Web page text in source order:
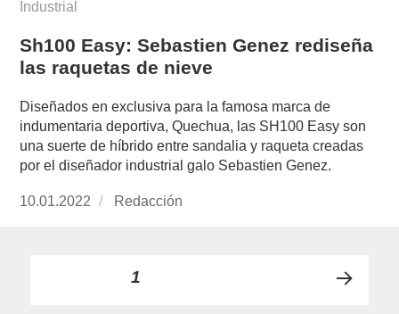
Industrial
Sh100 Easy: Sebastien Genez rediseña
las raquetas de nieve
Diseñados en exclusiva para la famosa marca de
indumentaria deportiva, Quechua, las SH100 Easy son
una suerte de híbrido entre sandalia y raqueta creadas
por el diseñador industrial galo Sebastien Genez.
Publicado
10.01.2022 https://www.experimenta.es/author/redaccion/
Redacción
Paginación
PÁGINA1